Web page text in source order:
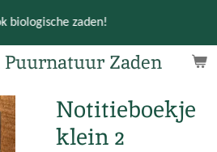
Zaden
biologische zaden!
Notitieboekje
klein 2